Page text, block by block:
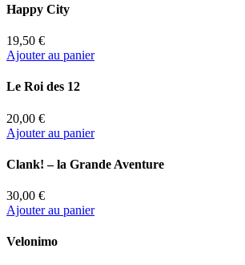
Happy City
19,50 €
Ajouter au panier
Le Roi des 12
20,00 €
Ajouter au panier
Clank! – la Grande Aventure
30,00 €
Ajouter au panier
Velonimo